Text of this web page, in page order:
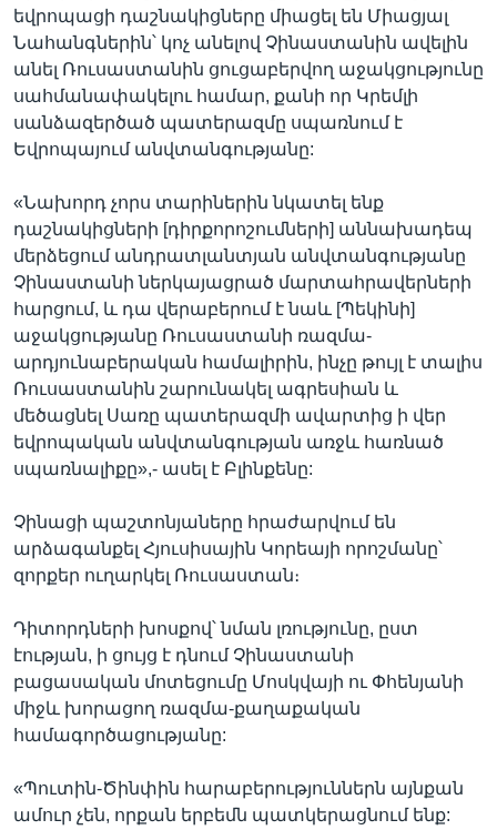
եվրոպացի դաշնակիցները միացել են Միացյալ
Նահանգներին՝ կոչ անելով Չինաստանին ավելին
անել Ռուսաստանին ցուցաբերվող աջակցությունը
սահմանափակելու համար, քանի որ Կրեմլի
սանձազերծած պատերազմը սպառնում է
Եվրոպայում անվտանգությանը:
«Նախորդ չորս տարիներին նկատել ենք
դաշնակիցների [դիրքորոշումների] աննախադեպ
մերձեցում անդրատլանտյան անվտանգությանը
Չինաստանի ներկայացրած մարտահրավերների
հարցում, և դա վերաբերում է նաև [Պեկինի]
աջակցությանը Ռուսաստանի ռազմա-
արդյունաբերական համալիրին, ինչը թույլ է տալիս
Ռուսաստանին շարունակել ագրեսիան և
մեծացնել Սառը պատերազմի ավարտից ի վեր
եվրոպական անվտանգության առջև հառնած
սպառնալիքը»,- ասել է Բլինքենը:
Չինացի պաշտոնյաները հրաժարվում են
արձագանքել Հյուսիսային Կորեայի որոշմանը՝
զորքեր ուղարկել Ռուսաստան։
Դիտորդների խոսքով՝ նման լռությունը, ըստ
էության, ի ցույց է դնում Չինաստանի
բացասական մոտեցումը Մոսկվայի ու Փհենյանի
միջև խորացող ռազմա-քաղաքական
համագործացությանը:
«Պուտին-Ծինփին հարաբերություններն այնքան
ամուր չեն, որքան երբեմն պատկերացնում ենք: